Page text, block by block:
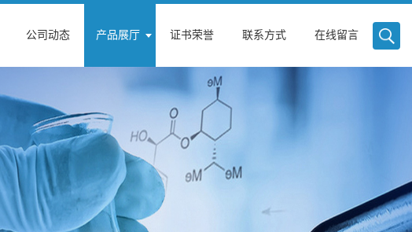
公司动态 产品展厅 证书荣誉 联系方式 在线留言